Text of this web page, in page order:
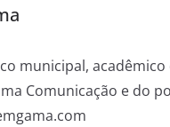
municipal,
Comunicação e do